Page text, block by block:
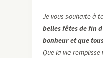
Je vous souhaite à
belles fêtes de fin
bonheur et que
Que la vie